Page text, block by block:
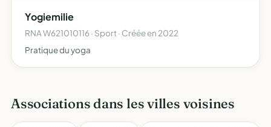
Yogiemilie
RNA W621010116 · Sport · Créée en 2022
Pratique du yoga
Associations dans les villes voisines